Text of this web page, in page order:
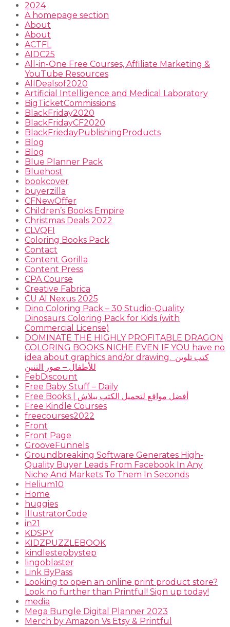
2024
A homepage section
About
About
ACTFL
AIDC25
All-in-One Free Courses, Affiliate Marketing &
YouTube Resources
AllDealsof2020
Artificial Intelligence and Medical Laboratory
BigTicketCommissions
BlackFriday2020
BlackFridayCF2020
BlackFriedayPublishingProducts
Blog
Blog
Blue Planner Pack
Bluehost
bookcover
buyerzilla
CFNewOffer
Children’s Books Empire
Christmas Deals 2022
CLVQFI
Coloring Books Pack
Contact
Content Gorilla
Content Press
CPA Course
Creative Fabrica
CU AI Nexus 2025
Dino Coloring Pack – 30 Studio-Quality
Dinosaurs Coloring Pack for Kids (with
Commercial License)
DOMINATE THE HIGHLY PROFITABLE DRAGON
COLORING BOOKS NICHE EVEN IF YOU have no
idea about graphics and/or drawing. ​ كتب تلوين
للأطفال – صور التنين
FebDiscount
Free Baby Stuff – Daily
Free Books | أفضل مواقع لتحميل الكتب ببلاش
Free Kindle Courses
freecourses2022
Front
Front Page
GrooveFunnels
Groundbreaking Software Generates High-
Quality Buyer Leads From Facebook In Any
Niche And Markets To Them In Seconds
Helium10
Home
huggies
IllustratorCode
in21
KDSPY
KIDZPUZZLEBOOK
kindlestepbystep
lingoblaster
Link ByPass
Looking to open an online print product store?
Look no further than Printful! Sign up today!
media
Mega Bungle Digital Planner 2023
Merch by Amazon Vs Etsy & Printful